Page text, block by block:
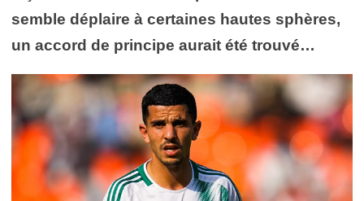
semble déplaire à certaines hautes sphères,
un accord de principe aurait été trouvé…